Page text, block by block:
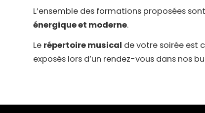
L’ensemble des formations proposées
énergique et moderne.
Le répertoire musical de votre soirée est
exposés lors d’un rendez-vous dans nos